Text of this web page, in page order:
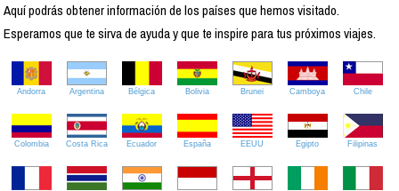
Aquí podrás obtener información de los países que hemos visitado.
Esperamos que te sirva de ayuda y que te inspire para tus próximos viajes.
Andorra Argentina Bélgica Bolivia Brunei Camboya Chile
Colombia Costa Rica Ecuador España EEUU Egipto Filipinas